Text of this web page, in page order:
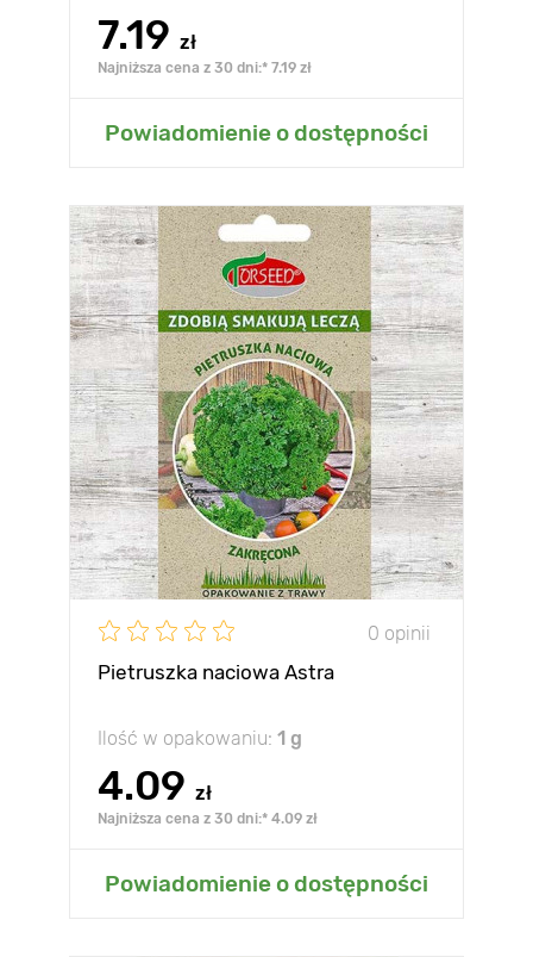
7.19 zł
Najniższa cena z 30 dni:* 7.19 zł
Powiadomienie o dostępności
0 opinii
Pietruszka naciowa Astra
Ilość w opakowaniu: 1 g
4.09 zł
Najniższa cena z 30 dni:* 4.09 zł
Powiadomienie o dostępności